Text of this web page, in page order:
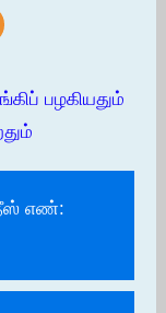
பழகியதும்
எண்: